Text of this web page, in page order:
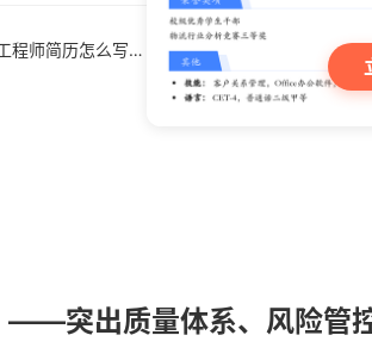
上一篇：顺络电子生产管理工程师简历怎么写？2026届秋招范文来了
——突出质量体系、风险管